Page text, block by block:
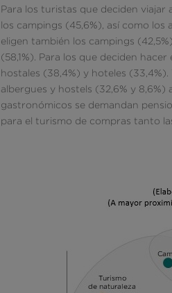
Para los turistas que deciden viajar
los campings (45,6%), así como los
eligen también los campings
(58,1%). Para los que deciden
hostales (38,4%) y hoteles
albergues y hostels (32,6% y 8,6%)
gastronómicos se demandan
para el turismo de compras tanto